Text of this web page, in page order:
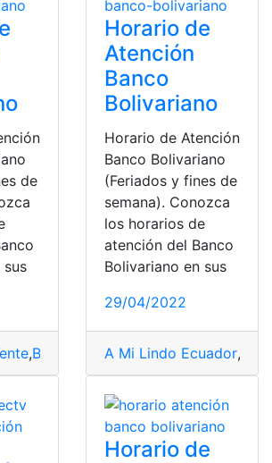
de
sus
,Banco Bolivariano,Feriados,fines
Horario de
Atención
Banco
Bolivariano
Horario de Atención
Banco Bolivariano
(Feriados y fines de
semana). Conozca
los horarios de
atención del Banco
Bolivariano en sus
29/04/2022
A Mi Lindo Ecuador,
Horario de